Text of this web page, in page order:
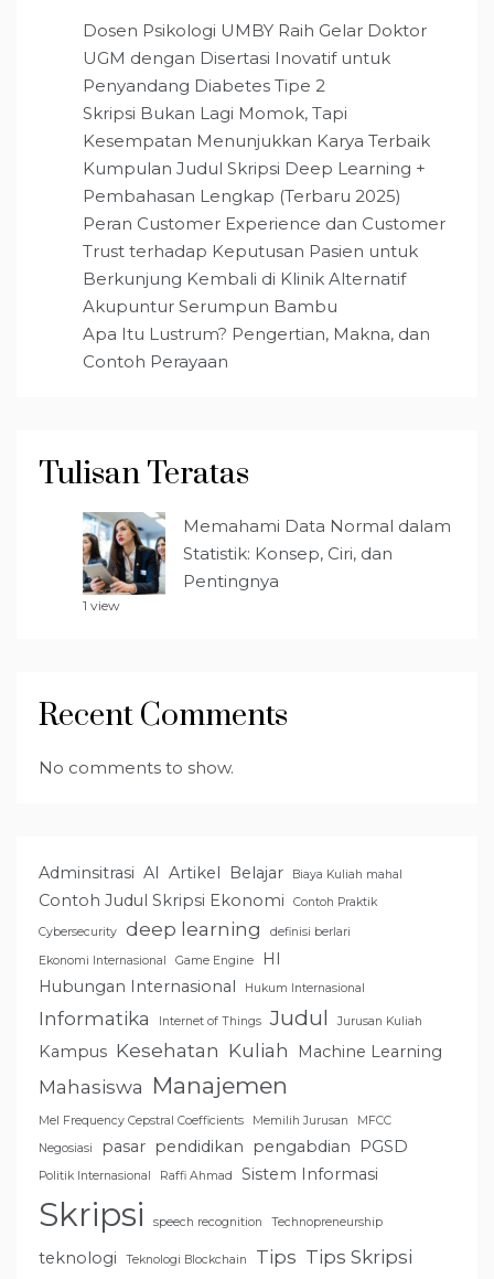
Dosen Psikologi UMBY Raih Gelar Doktor
UGM dengan Disertasi Inovatif untuk
Penyandang Diabetes Tipe 2
Skripsi Bukan Lagi Momok, Tapi
Kesempatan Menunjukkan Karya Terbaik
Kumpulan Judul Skripsi Deep Learning +
Pembahasan Lengkap (Terbaru 2025)
Peran Customer Experience dan Customer
Trust terhadap Keputusan Pasien untuk
Berkunjung Kembali di Klinik Alternatif
Akupuntur Serumpun Bambu
Apa Itu Lustrum? Pengertian, Makna, dan
Contoh Perayaan
Tulisan Teratas
Memahami Data Normal dalam
Statistik: Konsep, Ciri, dan
Pentingnya
1 view
Recent Comments
No comments to show.
Adminsitrasi AI Artikel Belajar Biaya Kuliah mahal
Contoh Judul Skripsi Ekonomi Contoh Praktik
Cybersecurity deep learning
definisi berlari
Ekonomi Internasional
Game Engine
HI
Hubungan Internasional
Hukum Internasional
Informatika Internet of Things Judul Jurusan Kuliah
Kampus Kesehatan Kuliah Machine Learning
Mahasiswa Manajemen
Mel Frequency Cepstral Coefficients Memilih Jurusan
MFCC
Negosiasi
pasar pendidikan pengabdian PGSD
Politik Internasional Raffi Ahmad Sistem Informasi
Skripsi speech recognition Technopreneurship
teknologi Teknologi Blockchain Tips Tips Skripsi